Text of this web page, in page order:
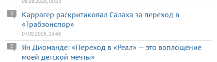
Каррагер раскритиковал Салаха за переход в
«Трабзонспор»
3
07.08.2026, 23:48
Ян Диоманде: «Переход в «Реал» — это воплощение
моей детской мечты»
2